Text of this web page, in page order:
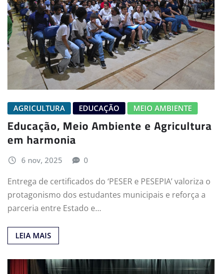
AGRICULTURA EDUCAÇÃO MEIO AMBIENTE
Educação, Meio Ambiente e Agricultura
em harmonia
6 nov, 2025 0
Entrega de certificados do ‘PESER e PESEPIA’ valoriza o
protagonismo dos estudantes municipais e reforça a
parceria entre Estado e…
LEIA MAIS